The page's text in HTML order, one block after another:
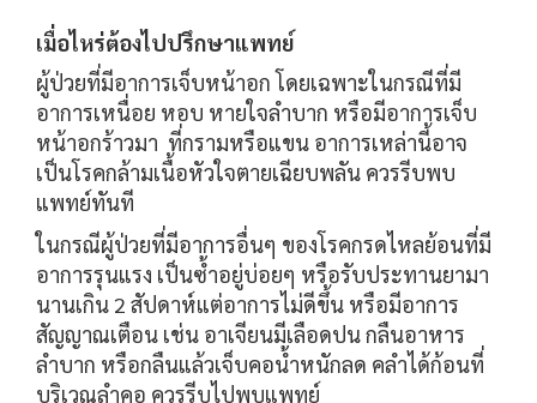
เมื่อไหร่ต้องไปปรึกษาแพทย์
ผู้ป่วยที่มีอาการเจ็บหน้าอก โดยเฉพาะในกรณีที่มี
อาการเหนื่อย หอบ หายใจลำบาก หรือมีอาการเจ็บ
หน้าอกร้าวมา ที่กรามหรือแขน อาการเหล่านี้อาจ
เป็นโรคกล้ามเนื้อหัวใจตายเฉียบพลัน ควรรีบพบ
แพทย์ทันที
ในกรณีผู้ป่วยที่มีอาการอื่นๆ ของโรคกรดไหลย้อนที่มี
อาการรุนแรง เป็นซ้ำอยู่บ่อยๆ หรือรับประทานยามา
นานเกิน 2 สัปดาห์แต่อาการไม่ดีขึ้น หรือมีอาการ
สัญญาณเตือน เช่น อาเจียนมีเลือดปน กลืนอาหาร
ลำบาก หรือกลืนแล้วเจ็บคอน้ำหนักลด คลำได้ก้อนที่
บริเวณลำคอ ควรรีบไปพบแพทย์